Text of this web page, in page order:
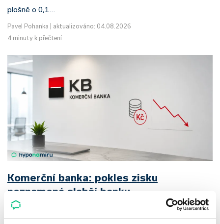
plošně o 0,1…
Pavel Pohanka
aktualizováno: 04.08.2026
4 minuty k přečtení
Komerční banka: pokles zisku
neznamená slabší banku